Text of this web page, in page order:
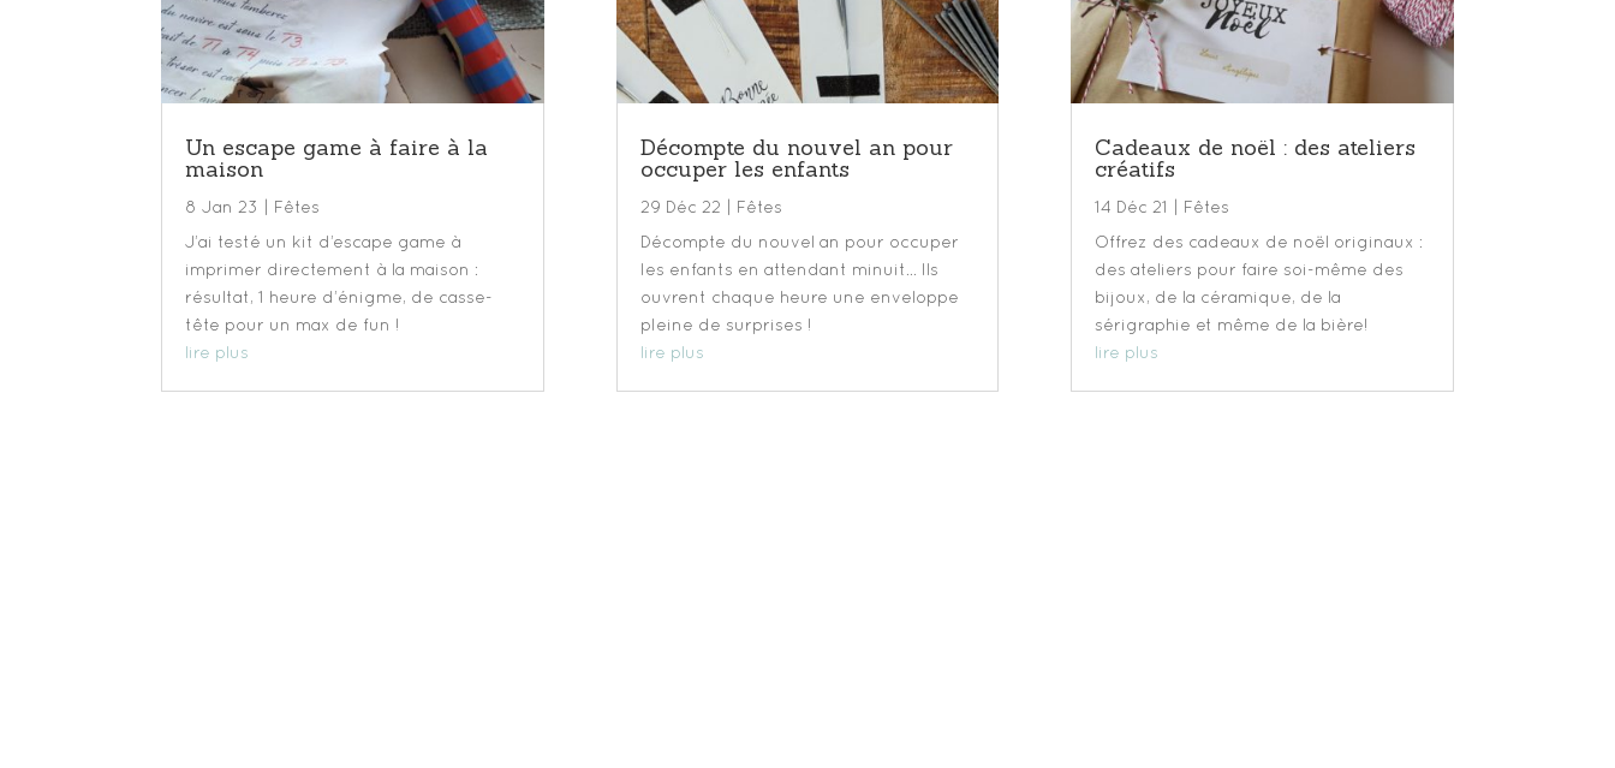
Un escape game à faire à la
maison
8 Jan 23 Fêtes
J’ai testé un kit d’escape game à
imprimer directement à la maison :
résultat, 1 heure d’énigme, de casse-
tête pour un max de fun !
lire plus
Décompte du nouvel an pour
occuper les enfants
29 Déc 22 Fêtes
Décompte du nouvel an pour occuper
les enfants en attendant minuit… Ils
ouvrent chaque heure une enveloppe
pleine de surprises !
lire plus
Cadeaux de noël : des ateliers
créatifs
14 Déc 21 Fêtes
Offrez des cadeaux de noël originaux :
des ateliers pour faire soi-même des
bijoux, de la céramique, de la
sérigraphie et même de la bière!
lire plus